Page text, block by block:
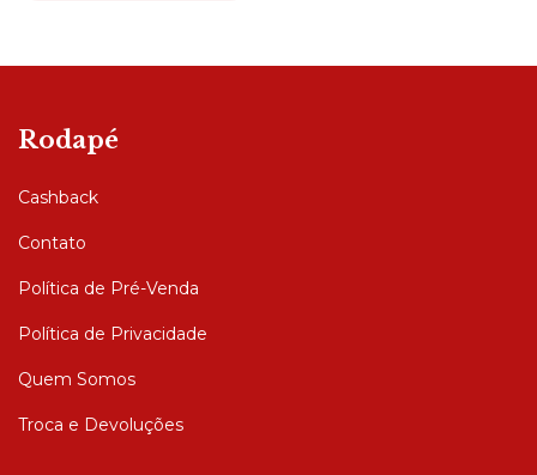
Rodapé
Cashback
Contato
Política de Pré-Venda
Política de Privacidade
Quem Somos
Troca e Devoluções